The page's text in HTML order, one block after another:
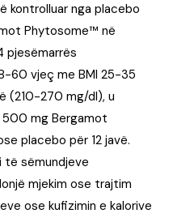
kontrolluar nga placebo
Phytosome™ në
pjesëmarrës
60 vjeç me BMI 25-35
(210-270 mg/dl), u
500 mg Bergamot
placebo për 12 javë.
të sëmundjeve
mjekim ose trajtim
ose kufizimin e kalorive